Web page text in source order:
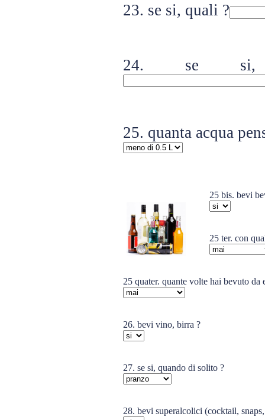
23. se si, quali ?
24. se si,
25. quanta acqua
25 bis. bevi
25 ter. con
25 quater. quante volte hai bevuto da
26. bevi vino, birra ?
27. se si, quando di solito ?
28. bevi superalcolici (cocktail,